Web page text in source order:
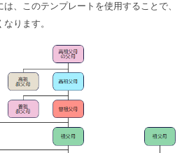
、このテンプレートを使用することで、
ります。